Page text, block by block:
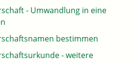
- Umwandlung in eine
bestimmen
- weitere